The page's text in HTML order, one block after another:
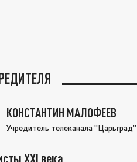
КОНСТАНТИН МАЛОФЕЕВ
Учредитель телеканала "Царьград"
XXI века